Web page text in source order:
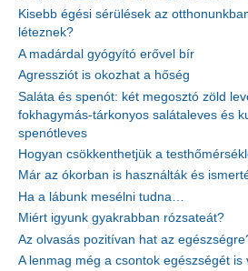
Kisebb égési sérülések az
léteznek?
A madárdal gyógyító erővel bír
Agressziót is okozhat a hőség
Saláta és spenót: két megosztó zöld
fokhagymás-tárkonyos salátaleves és
spenótleves
Hogyan csökkenthetjük a
Már az ókorban is használták és
Ha a lábunk mesélni tudna…
Miért igyunk gyakrabban rózsateát?
Az olvasás pozitívan hat az
A lenmag még a csontok egészségét